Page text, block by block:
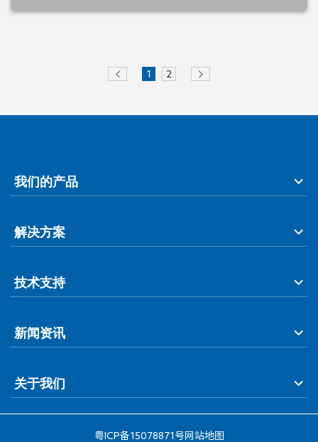
1 2
我们的产品
解决方案
技术支持
新闻资讯
关于我们
粤ICP备15078871号 网站地图